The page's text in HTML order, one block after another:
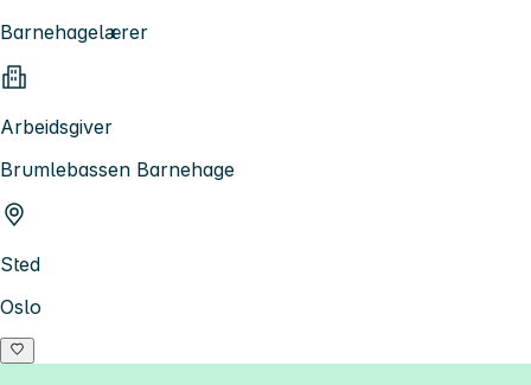
Barnehagelærer
Arbeidsgiver
Brumlebassen Barnehage
Sted
Oslo